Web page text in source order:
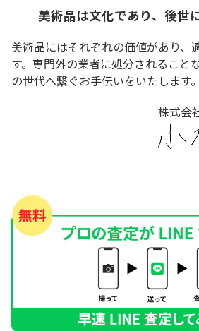
美術品は文化であり、後世
美術品にはそれぞれの価値があり、
す。専門外の業者に処分されること
の世代へ繋ぐお手伝いをいたします。
株式会